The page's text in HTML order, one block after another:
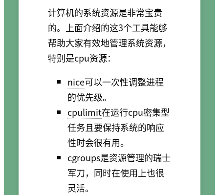
计算机的系统资源是非常宝贵
的。上面介绍的这3个工具能够
帮助大家有效地管理系统资源，
特别是cpu资源：
nice可以一次性调整进程
的优先级。
cpulimit在运行cpu密集型
任务且要保持系统的响应
性时会很有用。
cgroups是资源管理的瑞士
军刀，同时在使用上也很
灵活。